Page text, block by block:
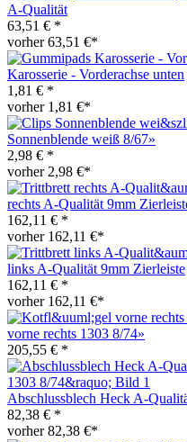
A-Qualität
63,51 € *
vorher 63,51 €*
Karosserie - Vorderachse unten
1,81 € *
vorher 1,81 €*
Sonnenblende weiß 8/67»
2,98 € *
vorher 2,98 €*
rechts A-Qualität 9mm
162,11 € *
vorher 162,11 €*
links A-Qualität 9mm Zierleiste
162,11 € *
vorher 162,11 €*
vorne rechts 1303 8/74»
205,55 € *
Abschlussblech Heck A-
82,38 € *
vorher 82,38 €*